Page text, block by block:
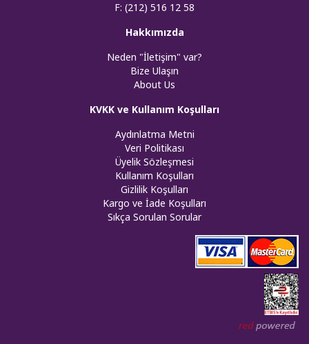
F: (212) 516 12 58
Hakkımızda
Neden "İletişim" var?
Bize Ulaşın
About Us
KVKK ve Kullanım Koşulları
Aydınlatma Metni
Veri Politikası
Üyelik Sözleşmesi
Kullanım Koşulları
Gizlilik Koşulları
Kargo ve İade Koşulları
Sıkça Sorulan Sorular
Web